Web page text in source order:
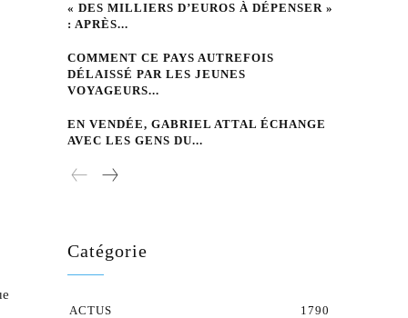
« DES MILLIERS D’EUROS À DÉPENSER »
: APRÈS...
COMMENT CE PAYS AUTREFOIS
DÉLAISSÉ PAR LES JEUNES
VOYAGEURS...
EN VENDÉE, GABRIEL ATTAL ÉCHANGE
AVEC LES GENS DU...
Catégorie
ACTUS
1790